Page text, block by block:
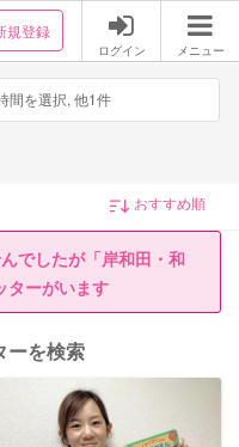
規登録
ログイン メニュー
間を選択, 他1件
でしたが「岸和田・和
ターがいます
ーを検索